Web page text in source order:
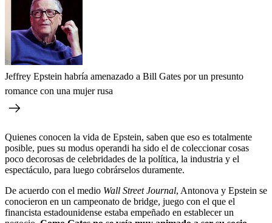
Jeffrey Epstein habría amenazado a Bill Gates por un presunto
romance con una mujer rusa
Quienes conocen la vida de Epstein, saben que eso es totalmente
posible, pues su modus operandi ha sido el de coleccionar cosas
poco decorosas de celebridades de la política, la industria y el
espectáculo, para luego cobrárselos duramente.
De acuerdo con el medio Wall Street Journal, Antonova y Epstein se
conocieron en un campeonato de bridge, juego con el que el
financista estadounidense estaba empeñado en establecer un